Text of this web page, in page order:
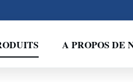
A PROPOS DE